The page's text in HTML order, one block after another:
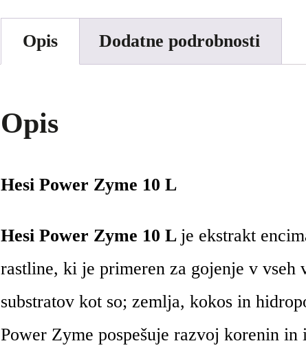
Opis Dodatne podrobnosti
Opis
Hesi Power Zyme 10 L
Hesi Power Zyme 10 L je ekstrakt
rastline, ki je primeren za gojenje v vseh
substratov kot so; zemlja, kokos in
Power Zyme pospešuje razvoj korenin in